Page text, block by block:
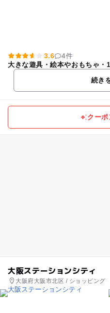
3.6
4件
大きな遊具・絵本やおもちゃ・
続き
クー
大阪ステーションシティ
大阪府大阪市北区 / ショッピング